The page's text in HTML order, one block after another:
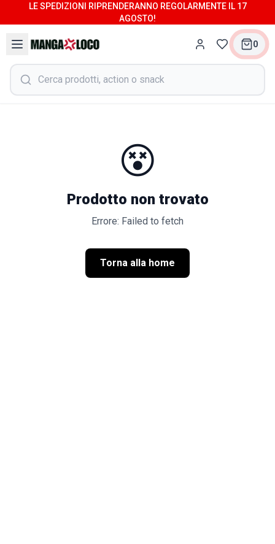
LE SPEDIZIONI RIPRENDERANNO REGOLARMENTE IL 17
AGOSTO!
0
😵
Prodotto non trovato
Errore: Failed to fetch
Torna alla home